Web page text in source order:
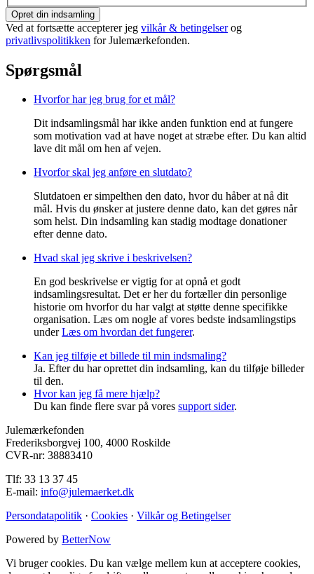
Opret din indsamling
Ved at fortsætte accepterer jeg vilkår & betingelserog
privatlivspolitikken for Julemærkefonden.
Spørgsmål
Hvorfor har jeg brug for et mål?
Dit indsamlingsmål har ikke anden funktion end at fungere
som motivation vad at have noget at stræbe efter. Du kan altid
lave dit mål om hen af vejen.
Hvorfor skal jeg anføre en slutdato?
Slutdatoen er simpelthen den dato, hvor du håber at nå dit
mål. Hvis du ønsker at justere denne dato, kan det gøres når
som helst. Din indsamling kan stadig modtage donationer
efter denne dato.
Hvad skal jeg skrive i beskrivelsen?
En god beskrivelse er vigtig for at opnå et godt
indsamlingsresultat. Det er her du fortæller din personlige
historie om hvorfor du har valgt at støtte denne specifikke
organisation. Læs om nogle af vores bedste indsamlingstips
underLæs om hvordan det fungerer.
Kan jeg tilføje et billede til min indsmaling?
Ja. Efter du har oprettet din indsamling, kan du tilføje billeder
til den.
Hvor kan jeg få mere hjælp?
Du kan finde flere svar på vores support sider.
Julemærkefonden
Frederiksborgvej 100, 4000 Roskilde
CVR-nr: 38883410
Tlf: 33 13 37 45
E-mail: info@julemaerket.dk
Persondatapolitik · Cookies · Vilkår og Betingelser
Powered by BetterNow
Vi bruger cookies. Du kan vælge mellem kun at acceptere cookies,